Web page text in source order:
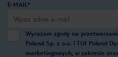
E-MAIL*
Wyrażam zgodę na
Poland Sp. z o.o. i TUI Poland
marketingowych, w zakresie